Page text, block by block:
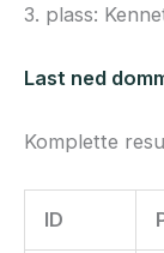
3. plass:
Last ned
Komplette
ID